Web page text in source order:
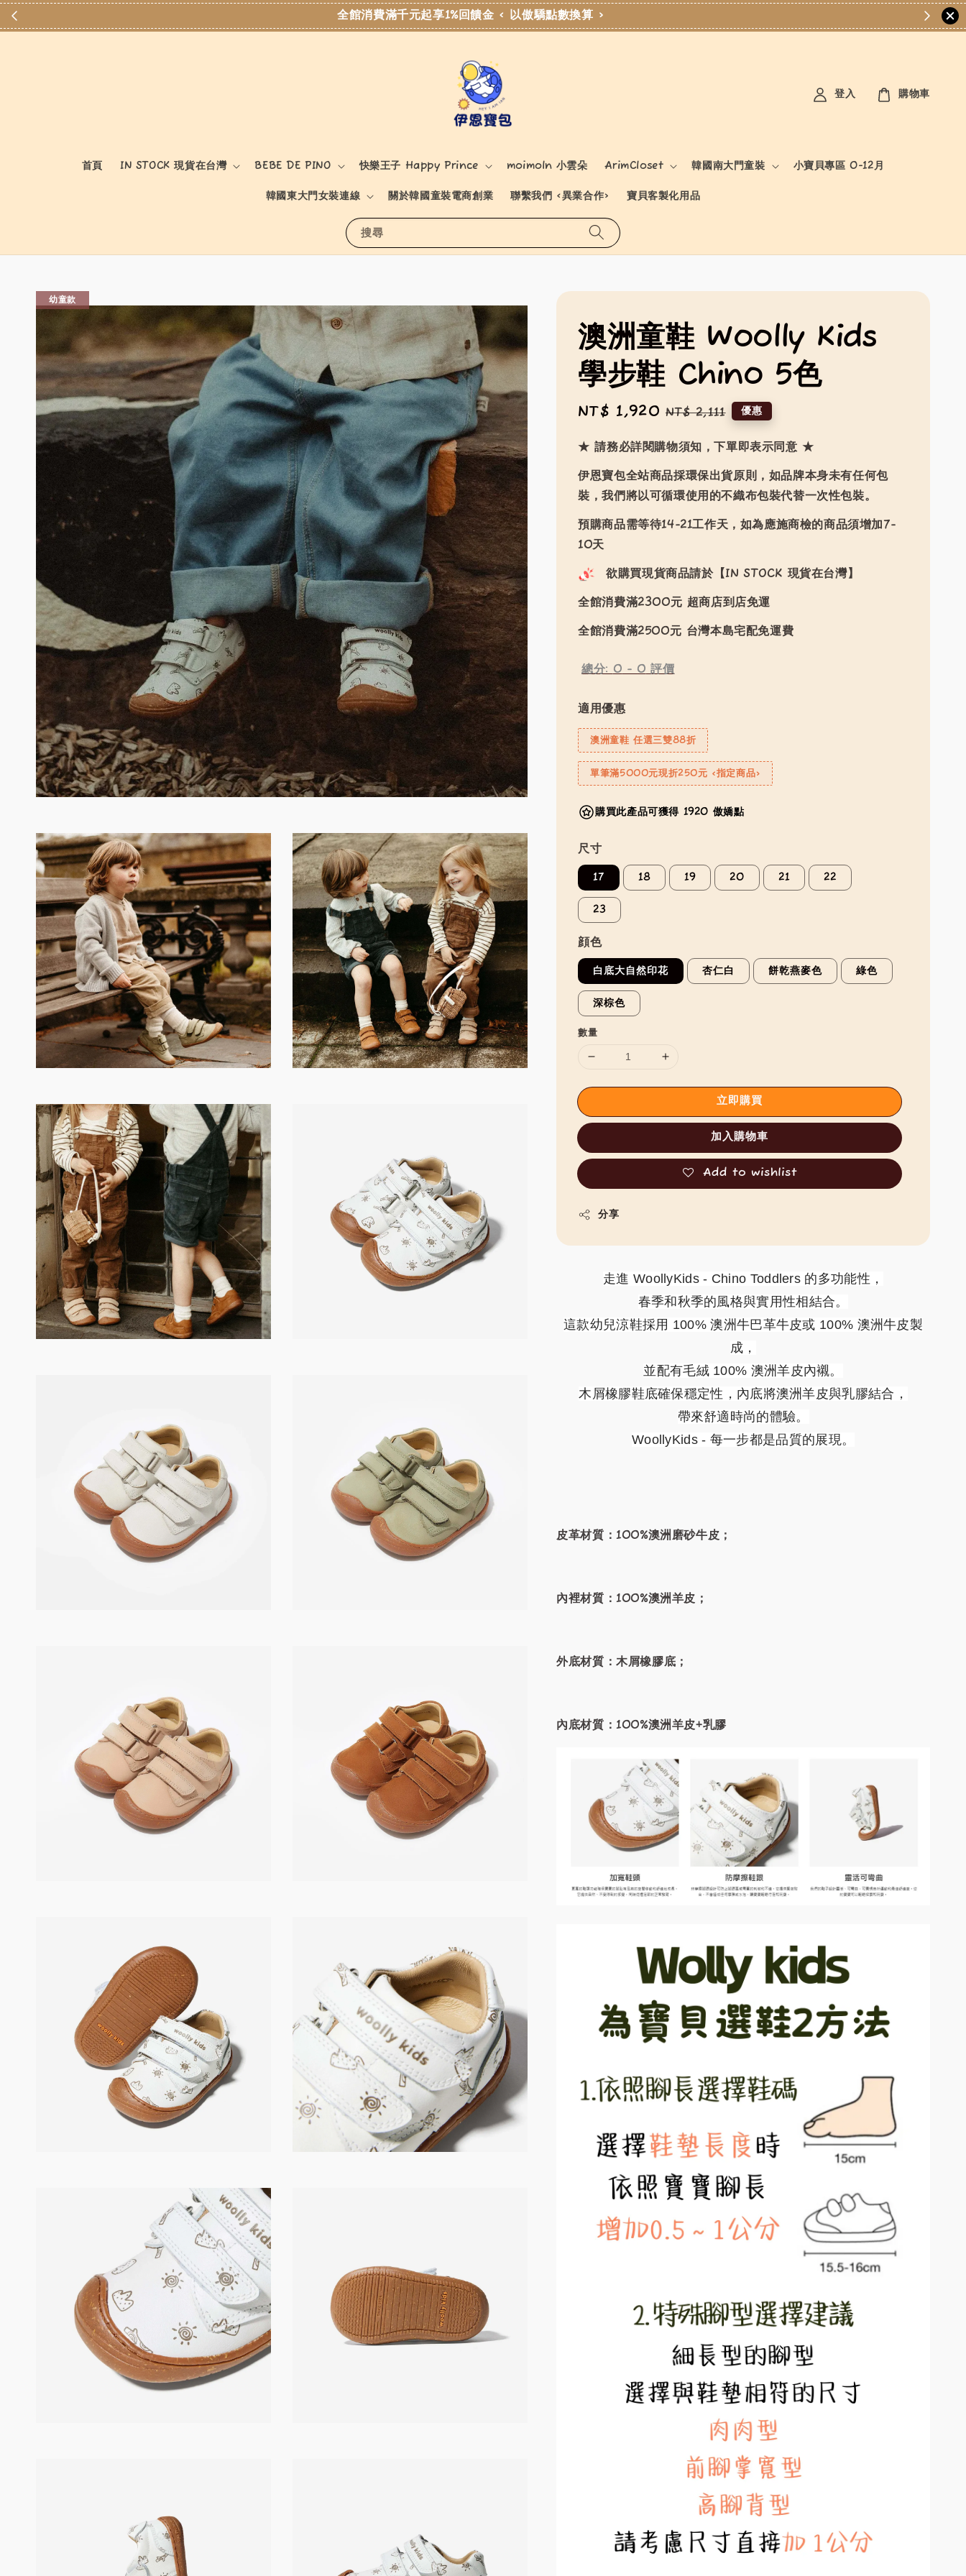
全館消費滿千元起享1%回饋金 < 以傲驕點數換算 >
搜尋
首頁 IN STOCK 現貨在台灣 BEBE DE PINO 快樂王子 Happy Prince moimoln 小雲朵 ArimCloset 韓國南大門童裝 小寶貝專區 0-12月
韓國東大門女裝連線 關於韓國童裝電商創業 聯繫我們 <異業合作> 寶貝客製化用品
登入 購物車
幼童款
澳洲童鞋 Woolly Kids
學步鞋 Chino 5色
Sale
NT$ 1,920 Regular
NT$ 2,111 優惠
★ 請務必詳閱購物須知，下單即表示同意 ★
伊恩寶包全站商品採環保出貨原則，如品牌本身未有任何包
裝，我們將以可循環使用的不織布包裝代替一次性包裝。
預購商品需等待14-21工作天，如為應施商檢的商品須增加7-
10天
欲購買現貨商品請於【IN STOCK 現貨在台灣】
全館消費滿2300元 超商店到店免運
全館消費滿2500元 台灣本島宅配免運費
總分: 0 - 0 評價
適用優惠
澳洲童鞋 任選三雙88折
單筆滿5000元現折250元 <指定商品>
購買此產品可獲得 1920 傲嬌點
尺寸
17 18 19 20 21 22
23
顔色
白底大自然印花 杏仁白 餅乾燕麥色 綠色
深棕色
數量
立即購買
加入購物車
Add to wishlist
分享
走進 WoollyKids - Chino Toddlers 的多功能性，
春季和秋季的風格與實用性相結合。
這款幼兒涼鞋採用 100% 澳洲牛巴革牛皮或 100% 澳洲牛皮製
成，
並配有毛絨 100% 澳洲羊皮內襯。
木屑橡膠鞋底確保穩定性，內底將澳洲羊皮與乳膠結合，
帶來舒適時尚的體驗。
WoollyKids - 每一步都是品質的展現。
皮革材質：100%澳洲磨砂牛皮；
內裡材質：100%澳洲羊皮；
外底材質：木屑橡膠底；
內底材質：100%澳洲羊皮+乳膠